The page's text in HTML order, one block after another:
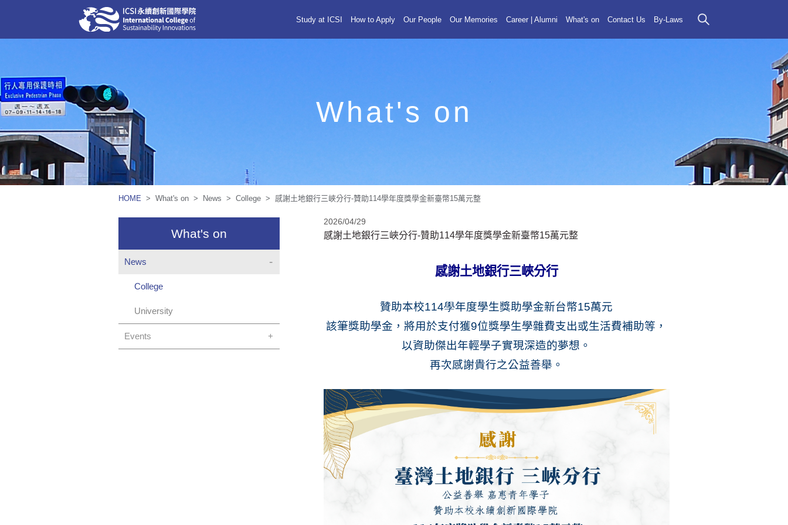
Study at ICSI How to Apply Our People Our Memories Career | Alumni What's on Contact Us By-Laws
What's on
HOME > What's on > News > College > 感謝土地銀行三峽分行-贊助114學年度獎學金新臺幣15萬元整
What's on
News
College
University
Events
2026/04/29
感謝土地銀行三峽分行-贊助114學年度獎學金新臺幣15萬元整
感謝土地銀行三峽分行
贊助本校114學年度學生獎助學金新台幣15萬元
該筆獎助學金，將用於支付獲9位獎學生學雜費支出或生活費補助等，
以資助傑出年輕學子實現深造的夢想。
再次感謝貴行之公益善舉。